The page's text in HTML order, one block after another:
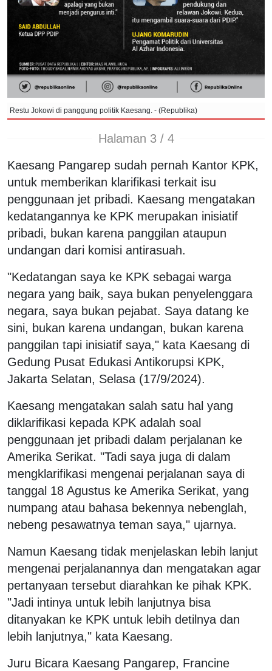
Restu Jokowi di panggung politik Kaesang. - (Republika)
Halaman 3 / 4
Kaesang Pangarep sudah pernah Kantor KPK,
untuk memberikan klarifikasi terkait isu
penggunaan jet pribadi. Kaesang mengatakan
kedatangannya ke KPK merupakan inisiatif
pribadi, bukan karena panggilan ataupun
undangan dari komisi antirasuah.
"Kedatangan saya ke KPK sebagai warga
negara yang baik, saya bukan penyelenggara
negara, saya bukan pejabat. Saya datang ke
sini, bukan karena undangan, bukan karena
panggilan tapi inisiatif saya," kata Kaesang di
Gedung Pusat Edukasi Antikorupsi KPK,
Jakarta Selatan, Selasa (17/9/2024).
Kaesang mengatakan salah satu hal yang
diklarifikasi kepada KPK adalah soal
penggunaan jet pribadi dalam perjalanan ke
Amerika Serikat. "Tadi saya juga di dalam
mengklarifikasi mengenai perjalanan saya di
tanggal 18 Agustus ke Amerika Serikat, yang
numpang atau bahasa bekennya nebenglah,
nebeng pesawatnya teman saya," ujarnya.
Namun Kaesang tidak menjelaskan lebih lanjut
mengenai perjalanannya dan mengatakan agar
pertanyaan tersebut diarahkan ke pihak KPK.
"Jadi intinya untuk lebih lanjutnya bisa
ditanyakan ke KPK untuk lebih detilnya dan
lebih lanjutnya," kata Kaesang.
Juru Bicara Kaesang Pangarep, Francine